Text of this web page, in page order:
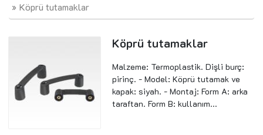
Köprü tutamaklar
Köprü tutamaklar
Malzeme: Termoplastik. Dişli burç:
pirinç. - Model: Köprü tutamak ve
kapak: siyah. - Montaj: Form A: arka
taraftan. Form B: kullanım...